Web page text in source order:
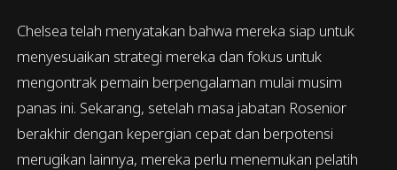
Chelsea telah menyatakan bahwa mereka siap untuk
menyesuaikan strategi mereka dan fokus untuk
mengontrak pemain berpengalaman mulai musim
panas ini. Sekarang, setelah masa jabatan Rosenior
berakhir dengan kepergian cepat dan berpotensi
merugikan lainnya, mereka perlu menemukan pelatih